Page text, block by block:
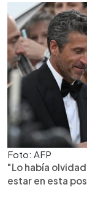
Foto: AFP
"Lo había
estar en esta